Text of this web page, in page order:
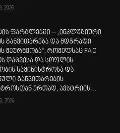
2026
ფარგლებში – „ინკლუზიური
განვითარება და მდგრადი
მეურნეობა“, რომელსაც FAO
დაცვისა და სოფლის
სამინისტროსა და
განვითარების
ერთად, ავსტრიის...
2026